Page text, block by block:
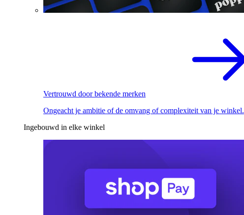
Vertrouwd door bekende merken
Ongeacht je ambitie of de omvang of complexiteit van je winkel.
Ingebouwd in elke winkel